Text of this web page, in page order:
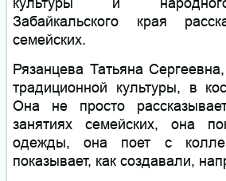
Забайкальского края
семейских.
Рязанцева Татьяна
традиционной культуры, в
Она не просто
занятиях семейских, она
одежды, она поет с
показывает, как создавали,